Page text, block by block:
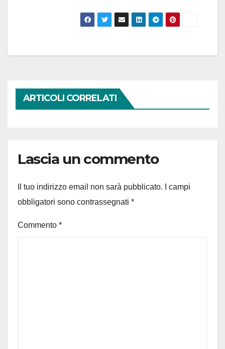
ARTICOLI CORRELATI
Lascia un commento
Il tuo indirizzo email non sarà pubblicato.
I campi
obbligatori sono contrassegnati *
Commento *